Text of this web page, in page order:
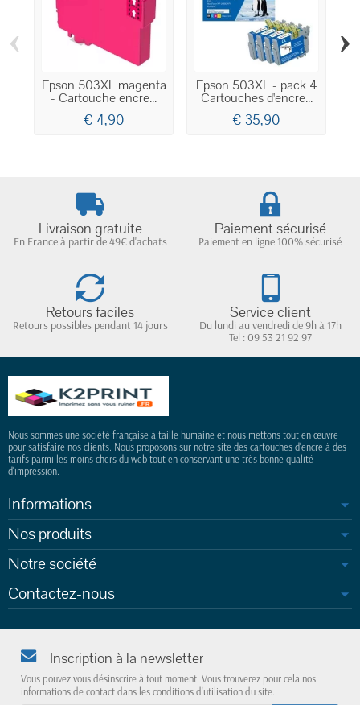
Epson 503XL magenta
- Cartouche encre...
€ 4,90
Epson 503XL - pack 4
Cartouches d'encre...
€ 35,90
‹ ›
Livraison gratuite
En France à partir de 49€ d'achats
Paiement sécurisé
Paiement en ligne 100% sécurisé
Retours faciles
Retours possibles pendant 14 jours
Service client
Du lundi au vendredi de 9h à 17h
Tel : 09 53 21 92 97
Nous sommes une société française à taille humaine et nous mettons tout en œuvre
pour satisfaire nos clients. Nous proposons sur notre site des cartouches d'encre à des
tarifs parmi les moins chers du web tout en conservant une très bonne qualité
d'impression.
Informations
Nos produits
Notre société
Contactez-nous
Inscription à la newsletter
Vous pouvez vous désinscrire à tout moment. Vous trouverez pour cela nos
informations de contact dans les conditions d'utilisation du site.